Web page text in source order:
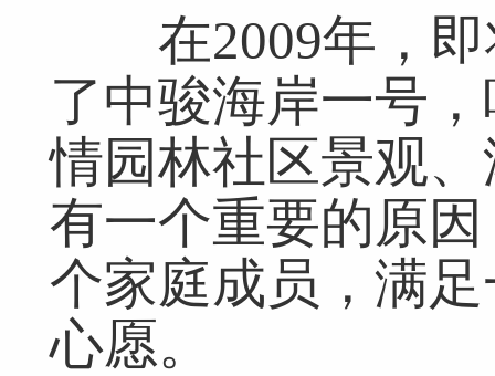
在2009年，即
了中骏海岸一号
情园林社区景观
有一个重要的原
个家庭成员，满
心愿。